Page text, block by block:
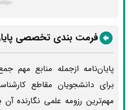
فرمت‌ بندی تخصصی
پایان‌نامه ازجمله منابع مهم
برای دانشجویان مقاطع
مهم‌ترین رزومه علمی نگارنده